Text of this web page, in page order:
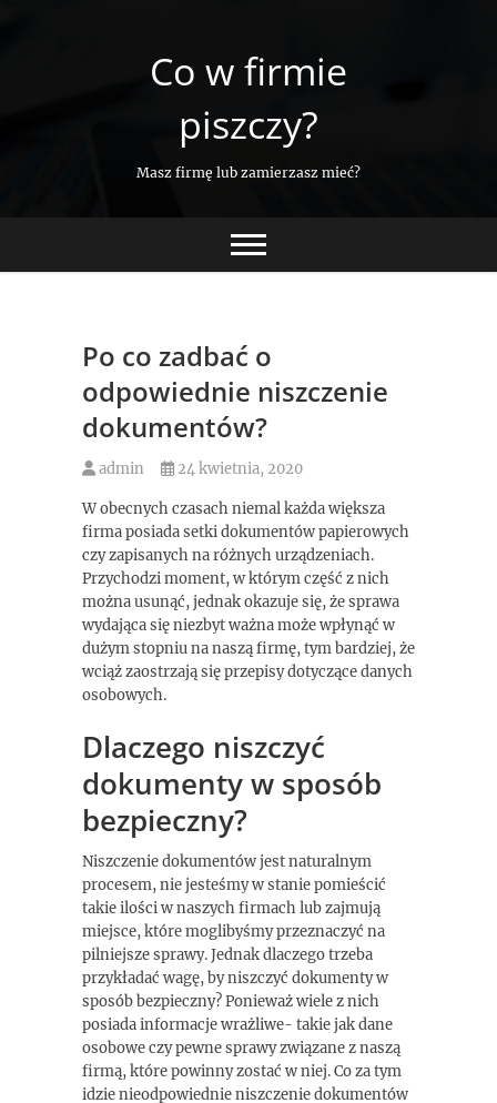
Co w firmie
piszczy?
Masz firmę lub zamierzasz mieć?
Po co zadbać o
odpowiednie niszczenie
dokumentów?
admin 24 kwietnia, 2020
W obecnych czasach niemal każda większa
firma posiada setki dokumentów papierowych
czy zapisanych na różnych urządzeniach.
Przychodzi moment, w którym część z nich
można usunąć, jednak okazuje się, że sprawa
wydająca się niezbyt ważna może wpłynąć w
dużym stopniu na naszą firmę, tym bardziej, że
wciąż zaostrzają się przepisy dotyczące danych
osobowych.
Dlaczego niszczyć
dokumenty w sposób
bezpieczny?
Niszczenie dokumentów jest naturalnym
procesem, nie jesteśmy w stanie pomieścić
takie ilości w naszych firmach lub zajmują
miejsce, które moglibyśmy przeznaczyć na
pilniejsze sprawy. Jednak dlaczego trzeba
przykładać wagę, by niszczyć dokumenty w
sposób bezpieczny? Ponieważ wiele z nich
posiada informacje wrażliwe- takie jak dane
osobowe czy pewne sprawy związane z naszą
firmą, które powinny zostać w niej. Co za tym
idzie nieodpowiednie niszczenie dokumentów